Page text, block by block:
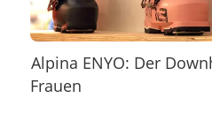
Alpina ENYO: Der
Frauen